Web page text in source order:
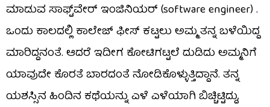
ಮಾಡುವ ಸಾಫ್ಟ್‌ವೇರ್ ಇಂಜಿನಿಯರ್ (software engineer) .
ಒಂದು ಕಾಲದಲ್ಲಿ ಕಾಲೇಜ್ ಫೀಸ್ ಕಟ್ಟಲು ಅಮ್ಮ ತನ್ನ ಬಳೆಯಿದ್ದ
ಮಾರಿದ್ದನಂತೆ. ಆದರೆ ಇದೀಗ ಕೋಟಿಗಟ್ಟಲೆ ದುಡಿದು ಅಮ್ಮನಿಗೆ
ಯಾವುದೇ ಕೊರತೆ ಬಾರದಂತೆ ನೋಡಿಕೊಳ್ಳುತ್ತಿದ್ದಾನೆ. ತನ್ನ
ಯಶಸ್ಸಿನ ಹಿಂದಿನ ಕಥೆಯನ್ನು ಎಳೆ ಎಳೆಯಾಗಿ ಬಿಚ್ಚಿಟ್ಟಿದ್ದು,